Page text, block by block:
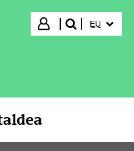
Hasi saioa
bilatu"
EU